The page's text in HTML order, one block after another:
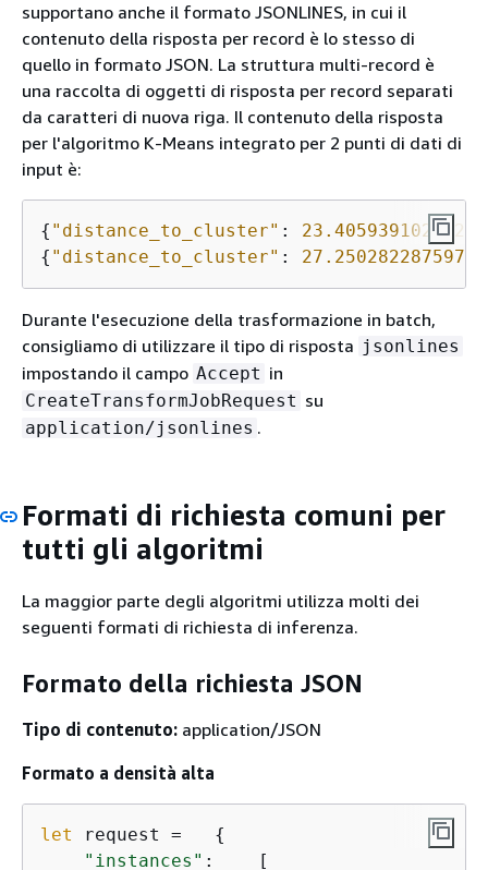
supportano anche il formato JSONLINES, in cui il
contenuto della risposta per record è lo stesso di
quello in formato JSON. La struttura multi-record è
una raccolta di oggetti di risposta per record separati
da caratteri di nuova riga. Il contenuto della risposta
per l'algoritmo K-Means integrato per 2 punti di dati di
input è:
{ "distance_to_cluster" : 23.40593910217285
{ "distance_to_cluster" :
Durante l'esecuzione della trasformazione in batch,
consigliamo di utilizzare il tipo di risposta jsonlines
impostando il campo Accept in
CreateTransformJobRequest su
application/jsonlines .
Formati di richiesta comuni per
tutti gli algoritmi
La maggior parte degli algoritmi utilizza molti dei
seguenti formati di richiesta di inferenza.
Formato della richiesta JSON
Tipo di contenuto: application/JSON
Formato a densità alta
let request = {
"instances" :    [